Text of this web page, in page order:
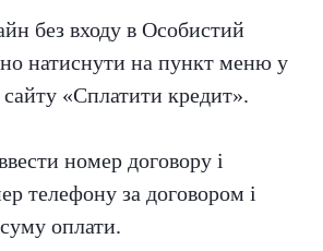
без входу в Особистий
натиснути на пункт меню у
сайту «Сплатити кредит».
номер договору і
телефону за договором і
оплати.